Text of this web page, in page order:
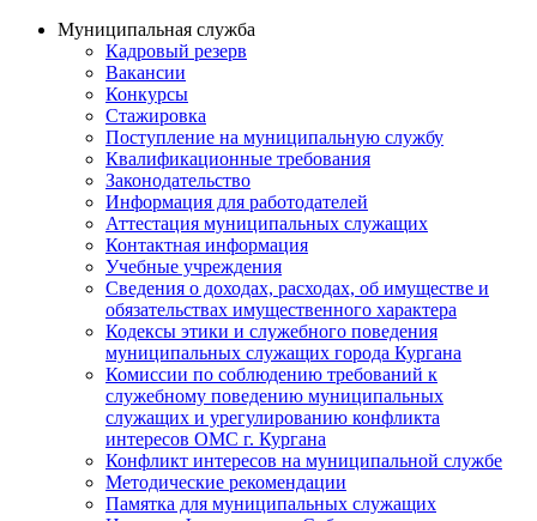
Муниципальная служба
Кадровый резерв
Вакансии
Конкурсы
Стажировка
Поступление на муниципальную службу
Квалификационные требования
Законодательство
Информация для работодателей
Аттестация муниципальных служащих
Контактная информация
Учебные учреждения
Сведения о доходах, расходах, об имуществе и
обязательствах имущественного характера
Кодексы этики и служебного поведения
муниципальных служащих города Кургана
Комиссии по соблюдению требований к
служебному поведению муниципальных
служащих и урегулированию конфликта
интересов ОМС г. Кургана
Конфликт интересов на муниципальной службе
Методические рекомендации
Памятка для муниципальных служащих